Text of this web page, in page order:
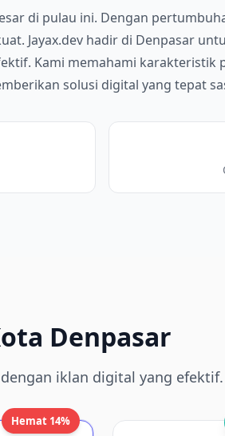
di pulau ini. Dengan
Jayax.dev hadir di Denpasar
Kami memahami
solusi digital yang tepat
Denpasar
iklan digital yang efektif.
Hemat 14%